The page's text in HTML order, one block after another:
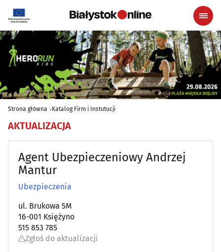
Strona główna Katalog Firm i Instutucji
AKTUALIZACJA
Agent Ubezpieczeniowy Andrzej
Mantur
Ubezpieczenia
ul. Brukowa 5M
16-001 Księżyno
515 853 785
Zgłoś do aktualizacji